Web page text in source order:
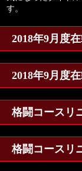
す。
2018年9月度
2018年9月度
格闘コースリ
格闘コースリ